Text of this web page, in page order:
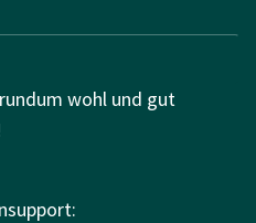
wohl und gut